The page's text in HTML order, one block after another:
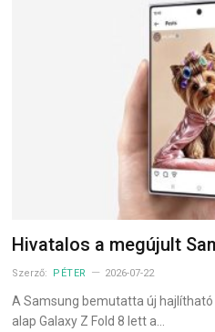
Hivatalos a megújult
Szerző: PÉTER 2026-07-22
A Samsung bemutatta új
alap Galaxy Z Fold 8 lett a…